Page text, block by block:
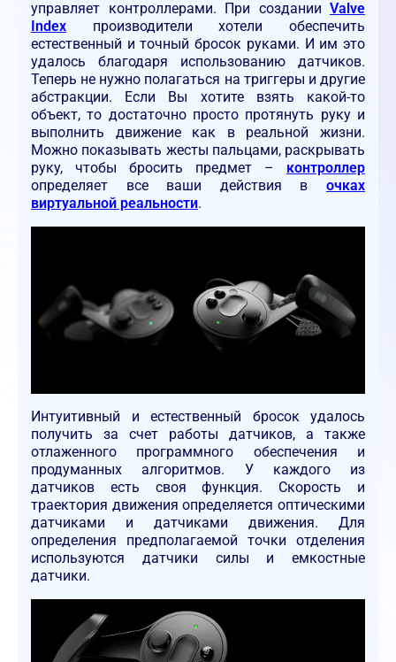
управляет контроллерами. При создании Valve
Index производители хотели обеспечить
естественный и точный бросок руками. И им это
удалось благодаря использованию датчиков.
Теперь не нужно полагаться на триггеры и другие
абстракции. Если Вы хотите взять какой-то
объект, то достаточно просто протянуть руку и
выполнить движение как в реальной жизни.
Можно показывать жесты пальцами, раскрывать
руку, чтобы бросить предмет – контроллер
определяет все ваши действия в очках
виртуальной реальности.
Интуитивный и естественный бросок удалось
получить за счет работы датчиков, а также
отлаженного программного обеспечения и
продуманных алгоритмов. У каждого из
датчиков есть своя функция. Скорость и
траектория движения определяется оптическими
датчиками и датчиками движения. Для
определения предполагаемой точки отделения
используются датчики силы и емкостные
датчики.